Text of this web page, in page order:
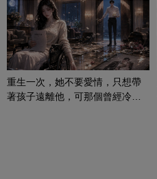
重生一次，她不要愛情，只想帶
著孩子遠離他，可那個曾經冷漠